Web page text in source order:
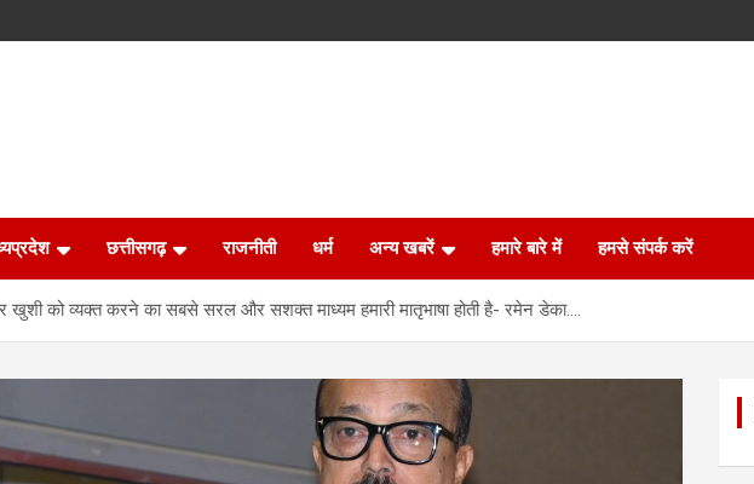
छत्तीसगढ़ राजनीती धर्म अन्य खबरें हमारे बारे में हमसे संपर्क करें
को व्यक्त करने का सबसे सरल और सशक्त माध्यम हमारी मातृभाषा होती है- रमेन डेका….